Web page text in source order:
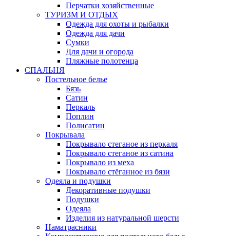
Перчатки хозяйственные
ТУРИЗМ И ОТДЫХ
Одежда для охоты и рыбалки
Одежда для дачи
Сумки
Для дачи и огорода
Пляжные полотенца
СПАЛЬНЯ
Постельное белье
Бязь
Сатин
Перкаль
Поплин
Полисатин
Покрывала
Покрывало стеганое из перкаля
Покрывало стеганое из сатина
Покрывало из меха
Покрывало стёганное из бязи
Одеяла и подушки
Декоративные подушки
Подушки
Одеяла
Изделия из натуральной шерсти
Наматраcники